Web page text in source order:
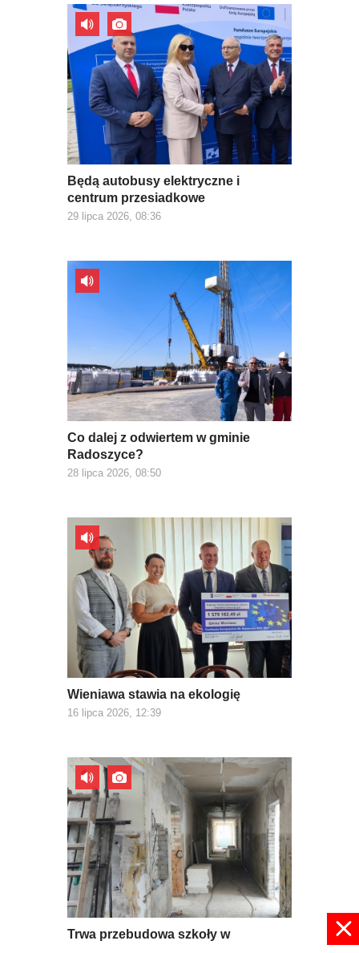
Będą autobusy elektryczne i
centrum przesiadkowe
29 lipca 2026, 08:36
Co dalej z odwiertem w gminie
Radoszyce?
28 lipca 2026, 08:50
Wieniawa stawia na ekologię
16 lipca 2026, 12:39
Trwa przebudowa szkoły w